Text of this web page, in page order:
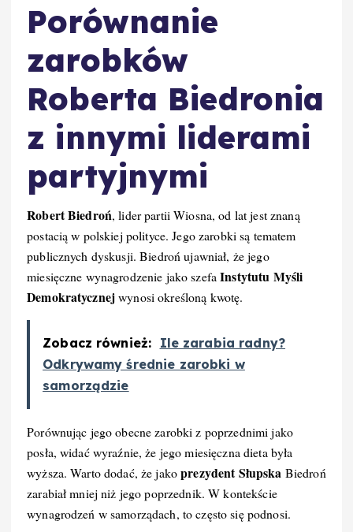
Porównanie
zarobków
Roberta Biedronia
z innymi liderami
partyjnymi
Robert Biedroń, lider partii Wiosna, od lat jest znaną
postacią w polskiej polityce. Jego zarobki są tematem
publicznych dyskusji. Biedroń ujawniał, że jego
miesięczne wynagrodzenie jako szefaInstytutu Myśli
Demokratycznejwynosi określoną kwotę.
Zobacz również: Ile zarabia radny?
Odkrywamy średnie zarobki w
samorządzie
Porównując jego obecne zarobki z poprzednimi jako
posła, widać wyraźnie, że jego miesięczna dieta była
wyższa. Warto dodać, że jakoprezydent Słupska Biedroń
zarabiał mniej niż jego poprzednik. W kontekście
wynagrodzeń w samorządach, to często się podnosi.